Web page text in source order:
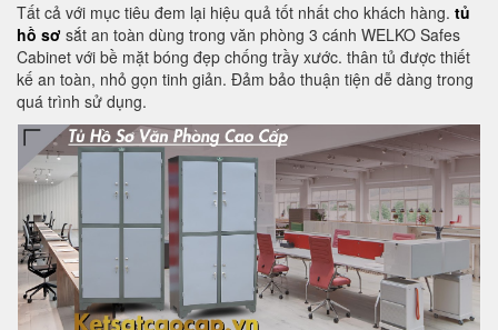
Tất cả với mục tiêu đem lại hiệu quả tốt nhất cho khách hàng. tủ
hồ sơ sắt an toàn dùng trong văn phòng 3 cánh WELKO Safes
Cabinet với bề mặt bóng đẹp chống trầy xước. thân tủ được thiết
kế an toàn, nhỏ gọn tinh giản. Đảm bảo thuận tiện dễ dàng trong
quá trình sử dụng.